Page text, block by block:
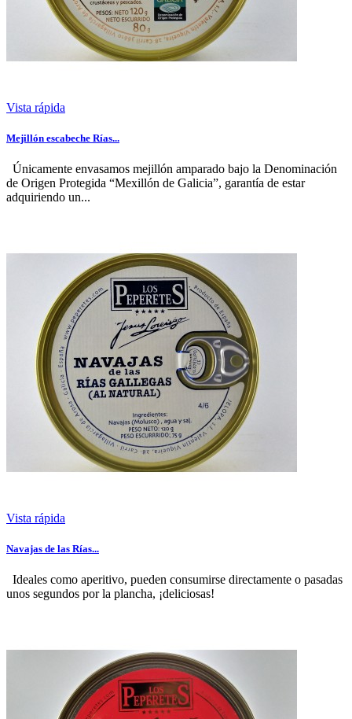
Vista rápida
Mejillón escabeche Rías...
Únicamente envasamos mejillón amparado bajo la Denominación
de Origen Protegida “Mexillón de Galicia”, garantía de estar
adquiriendo un...
Vista rápida
Navajas de las Rías...
Ideales como aperitivo, pueden consumirse directamente o pasadas
unos segundos por la plancha, ¡deliciosas!